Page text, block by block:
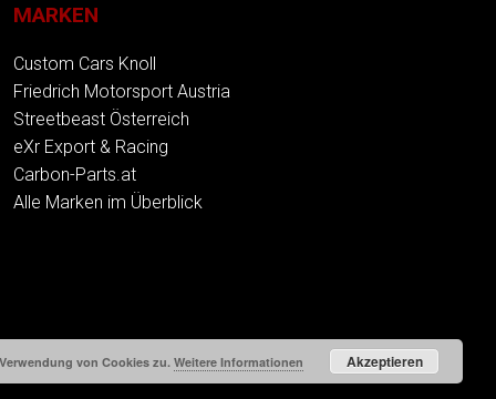
MARKEN
Custom Cars Knoll
Friedrich Motorsport Austria
Streetbeast Österreich
eXr Export & Racing
Carbon-Parts.at
Alle Marken im Überblick
von Cookies zu.Weitere Informationen Akzeptieren